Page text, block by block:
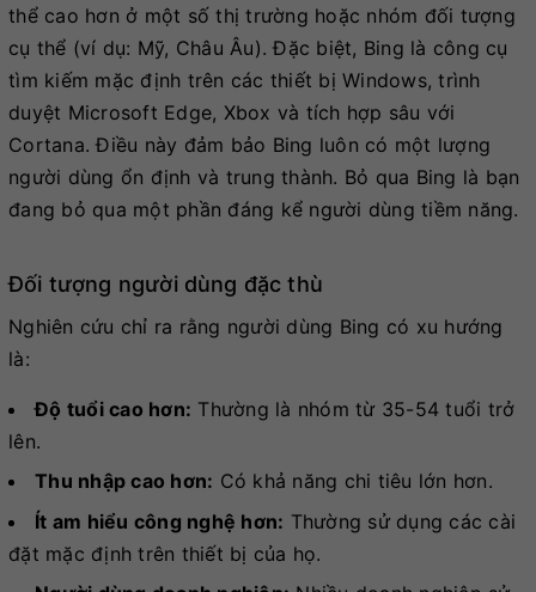
thể cao hơn ở một số thị trường hoặc nhóm đối tượng
cụ thể (ví dụ: Mỹ, Châu Âu). Đặc biệt, Bing là công cụ
tìm kiếm mặc định trên các thiết bị Windows, trình
duyệt Microsoft Edge, Xbox và tích hợp sâu với
Cortana. Điều này đảm bảo Bing luôn có một lượng
người dùng ổn định và trung thành. Bỏ qua Bing là bạn
đang bỏ qua một phần đáng kể người dùng tiềm năng.
Đối tượng người dùng đặc thù
Nghiên cứu chỉ ra rằng người dùng Bing có xu hướng
là:
Độ tuổi cao hơn: Thường là nhóm từ 35-54 tuổi trở
lên.
Thu nhập cao hơn: Có khả năng chi tiêu lớn hơn.
Ít am hiểu công nghệ hơn: Thường sử dụng các cài
đặt mặc định trên thiết bị của họ.